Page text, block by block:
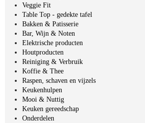
Veggie Fit
Table Top - gedekte tafel
Bakken & Patisserie
Bar, Wijn & Noten
Elektrische producten
Houtproducten
Reiniging & Verbruik
Koffie & Thee
Raspen, schaven en vijzels
Keukenhulpen
Mooi & Nuttig
Keuken gereedschap
Onderdelen